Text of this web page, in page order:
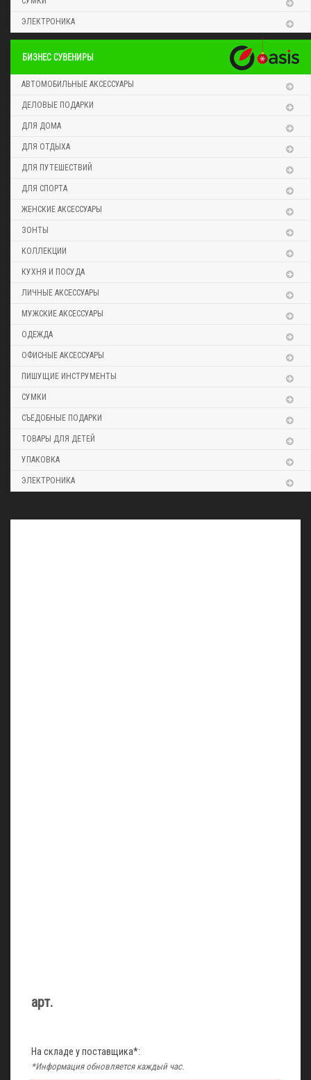
ЭЛЕКТРОНИКА
БИЗНЕС СУВЕНИРЫ
АВТОМОБИЛЬНЫЕ АКСЕССУАРЫ
ДЕЛОВЫЕ ПОДАРКИ
ДЛЯ ДОМА
ДЛЯ ОТДЫХА
ДЛЯ ПУТЕШЕСТВИЙ
ДЛЯ СПОРТА
ЖЕНСКИЕ АКСЕССУАРЫ
ЗОНТЫ
КОЛЛЕКЦИИ
КУХНЯ И ПОСУДА
ЛИЧНЫЕ АКСЕССУАРЫ
МУЖСКИЕ АКСЕССУАРЫ
ОДЕЖДА
ОФИСНЫЕ АКСЕССУАРЫ
ПИШУЩИЕ ИНСТРУМЕНТЫ
СУМКИ
СЪЕДОБНЫЕ ПОДАРКИ
ТОВАРЫ ДЛЯ ДЕТЕЙ
УПАКОВКА
ЭЛЕКТРОНИКА
арт.
На складе у поставщика*:
*Информация обновляется каждый час.